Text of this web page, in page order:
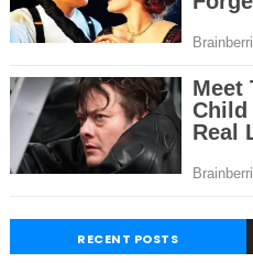
RECENT POSTS